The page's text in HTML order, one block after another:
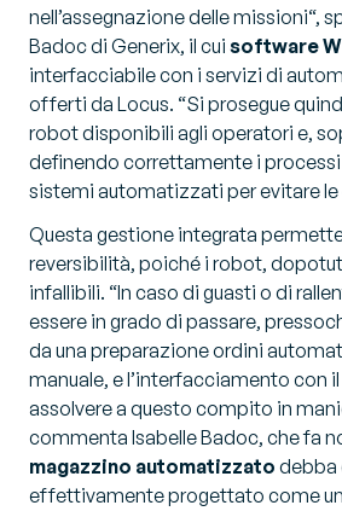
nell’assegnazione delle missioni“,
Badoc di Generix, il cui software
interfacciabile con i servizi di
offerti da Locus. “Si prosegue
robot disponibili agli operatori e,
definendo correttamente i
sistemi automatizzati per evitare
Questa gestione integrata
reversibilità, poiché i robot,
infallibili. “In caso di guasti o di
essere in grado di passare,
da una preparazione ordini
manuale, e l’interfacciamento con il
assolvere a questo compito in
commenta Isabelle Badoc, che fa
magazzino automatizzato debba
effettivamente progettato come